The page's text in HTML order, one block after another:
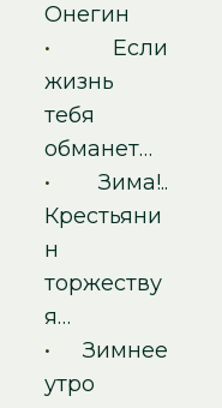
Онегин
• Если
жизнь
тебя
обманет…
• Зима!..
Крестьяни
н
торжеству
я…
• Зимнее
утро